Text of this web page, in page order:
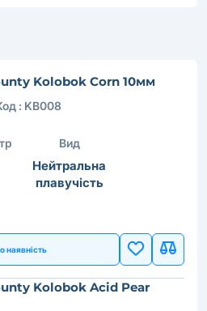
Kolobok Corn 10мм
: KB008
Вид
Нейтральна
плавучість
наявність
Kolobok Acid Pear